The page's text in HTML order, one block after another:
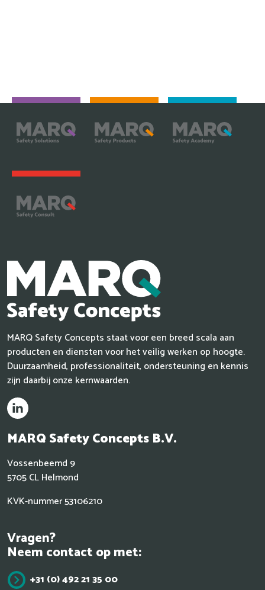
MARQ Safety Concepts staat voor een breed scala aan
producten en diensten voor het veilig werken op hoogte.
Duurzaamheid, professionaliteit, ondersteuning en kennis
zijn daarbij onze kernwaarden.
MARQSafety Concepts B.V.
Vossenbeemd 9
5705 CL Helmond
KVK-nummer 53106210
Vragen?
Neem contact op met:
+31 (0) 492 21 35 00